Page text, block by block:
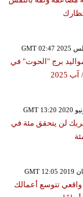
برج "الحوت" في
لن يتحقق مئة في
تتوسع أعمالك